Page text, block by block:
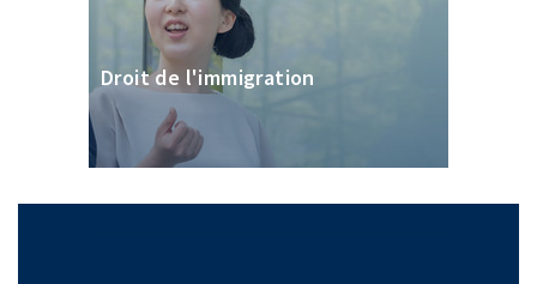
Droit de l'immigration